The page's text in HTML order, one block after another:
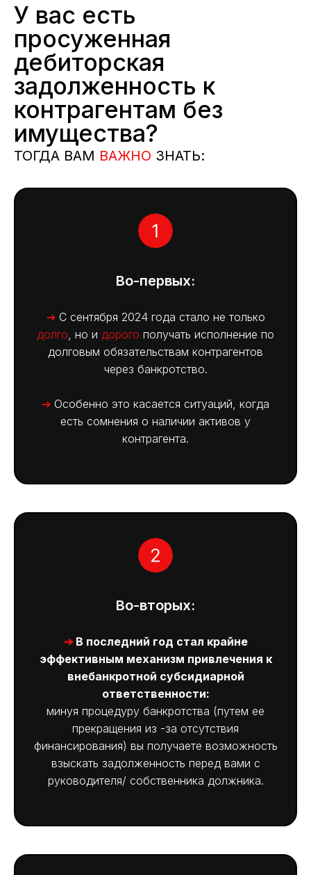
У вас есть
просуженная
дебиторская
задолженность к
контрагентам без
имущества?
ТОГДА ВАМ ВАЖНО ЗНАТЬ:
Во-первых:
➔С сентября 2024 года стало не только
долго, но и дорого получать исполнение по
долговым обязательствам контрагентов
через банкротство.
➔ Особенно это касается ситуаций, когда
есть сомнения о наличии активов у
контрагента.
Во-вторых:
➔В последний год стал крайне
эффективным механизм привлечения к
внебанкротной субсидиарной
ответственности:
минуя процедуру банкротства (путем ее
прекращения из -за отсутствия
финансирования) вы получаете возможность
взыскать задолженность перед вами с
руководителя/ собственника должника.